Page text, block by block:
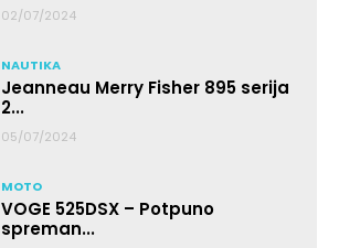
02/07/2024
NAUTIKA
Jeanneau Merry Fisher 895 serija
2...
05/07/2024
MOTO
VOGE 525DSX – Potpuno
spreman...